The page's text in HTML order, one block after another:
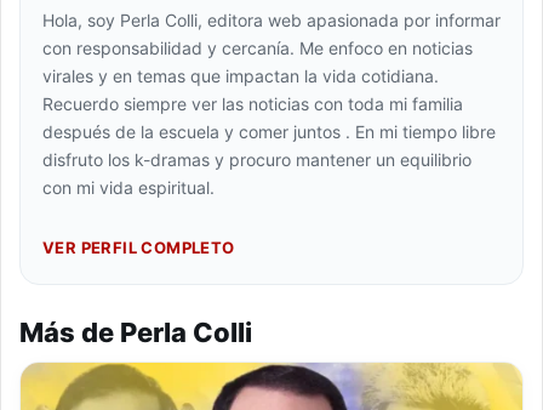
Hola, soy Perla Colli, editora web apasionada por informar
con responsabilidad y cercanía. Me enfoco en noticias
virales y en temas que impactan la vida cotidiana.
Recuerdo siempre ver las noticias con toda mi familia
después de la escuela y comer juntos . En mi tiempo libre
disfruto los k-dramas y procuro mantener un equilibrio
con mi vida espiritual.
VER PERFIL COMPLETO
Más de Perla Colli